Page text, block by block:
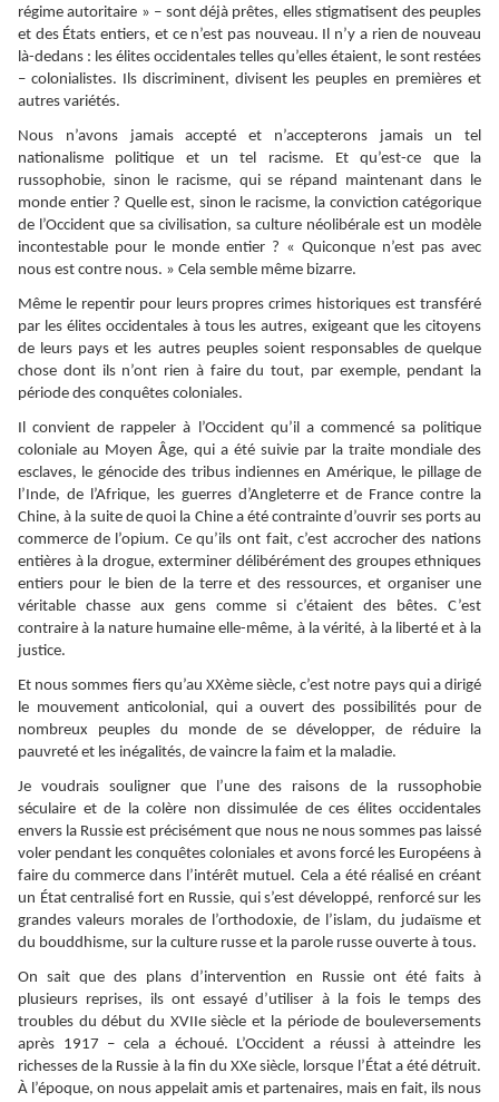
régime autoritaire » – sont déjà prêtes, elles stigmatisent des peuples
et des États entiers, et ce n’est pas nouveau. Il n’y a rien de nouveau
là-dedans : les élites occidentales telles qu’elles étaient, le sont restées
– colonialistes. Ils discriminent, divisent les peuples en premières et
autres variétés.
Nous n’avons jamais accepté et n’accepterons jamais un tel
nationalisme politique et un tel racisme. Et qu’est-ce que la
russophobie, sinon le racisme, qui se répand maintenant dans le
monde entier ? Quelle est, sinon le racisme, la conviction catégorique
de l’Occident que sa civilisation, sa culture néolibérale est un modèle
incontestable pour le monde entier ? « Quiconque n’est pas avec
nous est contre nous. » Cela semble même bizarre.
Même le repentir pour leurs propres crimes historiques est transféré
par les élites occidentales à tous les autres, exigeant que les citoyens
de leurs pays et les autres peuples soient responsables de quelque
chose dont ils n’ont rien à faire du tout, par exemple, pendant la
période des conquêtes coloniales.
Il convient de rappeler à l’Occident qu’il a commencé sa politique
coloniale au Moyen Âge, qui a été suivie par la traite mondiale des
esclaves, le génocide des tribus indiennes en Amérique, le pillage de
l’Inde, de l’Afrique, les guerres d’Angleterre et de France contre la
Chine, à la suite de quoi la Chine a été contrainte d’ouvrir ses ports au
commerce de l’opium. Ce qu’ils ont fait, c’est accrocher des nations
entières à la drogue, exterminer délibérément des groupes ethniques
entiers pour le bien de la terre et des ressources, et organiser une
véritable chasse aux gens comme si c’étaient des bêtes. C’est
contraire à la nature humaine elle-même, à la vérité, à la liberté et à la
justice.
Et nous sommes fiers qu’au XXème siècle, c’est notre pays qui a dirigé
le mouvement anticolonial, qui a ouvert des possibilités pour de
nombreux peuples du monde de se développer, de réduire la
pauvreté et les inégalités, de vaincre la faim et la maladie.
Je voudrais souligner que l’une des raisons de la russophobie
séculaire et de la colère non dissimulée de ces élites occidentales
envers la Russie est précisément que nous ne nous sommes pas laissé
voler pendant les conquêtes coloniales et avons forcé les Européens à
faire du commerce dans l’intérêt mutuel. Cela a été réalisé en créant
un État centralisé fort en Russie, qui s’est développé, renforcé sur les
grandes valeurs morales de l’orthodoxie, de l’islam, du judaïsme et
du bouddhisme, sur la culture russe et la parole russe ouverte à tous.
On sait que des plans d’intervention en Russie ont été faits à
plusieurs reprises, ils ont essayé d’utiliser à la fois le temps des
troubles du début du XVIIe siècle et la période de bouleversements
après 1917 – cela a échoué. L’Occident a réussi à atteindre les
richesses de la Russie à la fin du XXe siècle, lorsque l’État a été détruit.
À l’époque, on nous appelait amis et partenaires, mais en fait, ils nous